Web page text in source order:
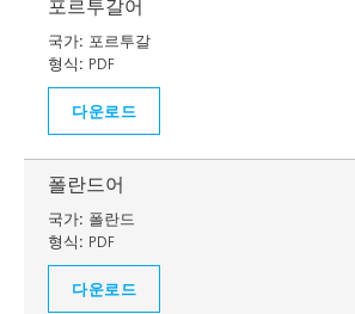
포르투갈어
국가: 포르투갈
형식: PDF
다운로드
폴란드어
국가: 폴란드
형식: PDF
다운로드